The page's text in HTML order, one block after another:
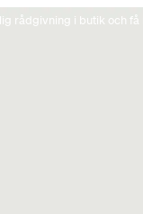
rådgivning i butik och